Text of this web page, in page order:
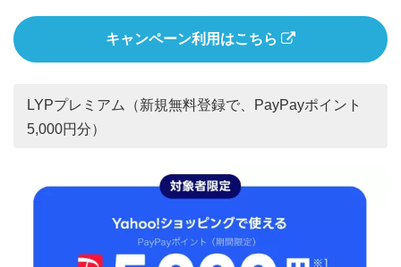
キャンペーン利用はこちら
LYPプレミアム（新規無料登録で、PayPayポイント
5,000円分）